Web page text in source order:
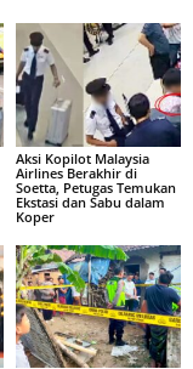
Aksi Kopilot Malaysia
Airlines Berakhir di
Soetta, Petugas Temukan
Ekstasi dan Sabu dalam
Koper